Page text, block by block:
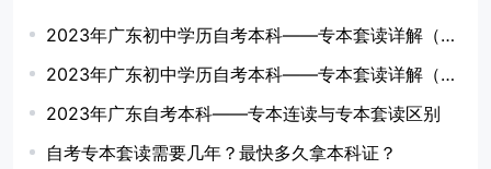
2023年广东初中学历自考本科——专本套读详解（上）
2023年广东初中学历自考本科——专本套读详解（下）
2023年广东自考本科——专本连读与专本套读区别
自考专本套读需要几年？最快多久拿本科证？